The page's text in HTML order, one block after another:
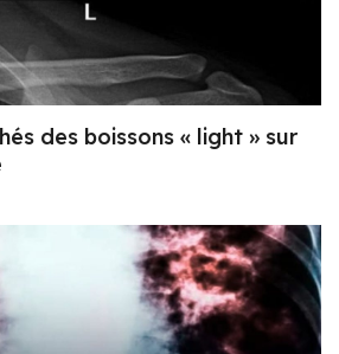
des boissons « light » sur